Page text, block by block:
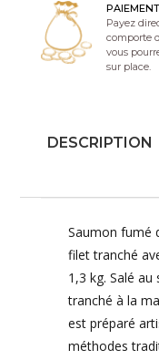
Payez
comporte
vous
sur place.
DESCRIPTION
Saumon fumé
filet tranché
1,3 kg. Salé
tranché à la
est préparé
méthodes